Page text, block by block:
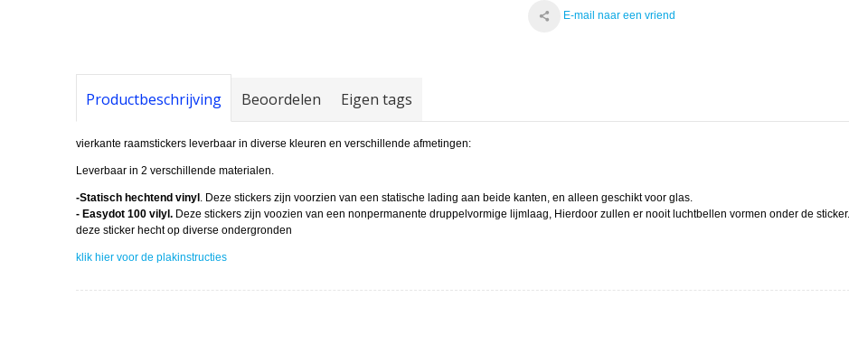
E-mail naar een vriend
Productbeschrijving Beoordelen Eigen tags
vierkante raamstickers leverbaar in diverse kleuren en verschillende afmetingen:
Leverbaar in 2 verschillende materialen.
-Statisch hechtend vinyl . Deze stickers zijn voorzien van een statische lading aan beide kanten, en alleen geschikt voor glas.
- Easydot 100 vilyl. Deze stickers zijn voozien van een nonpermanente druppelvormige lijmlaag, Hierdoor zullen er nooit luchtbellen vormen onder de sticker.
deze sticker hecht op diverse ondergronden
klik hier voor de plakinstructies